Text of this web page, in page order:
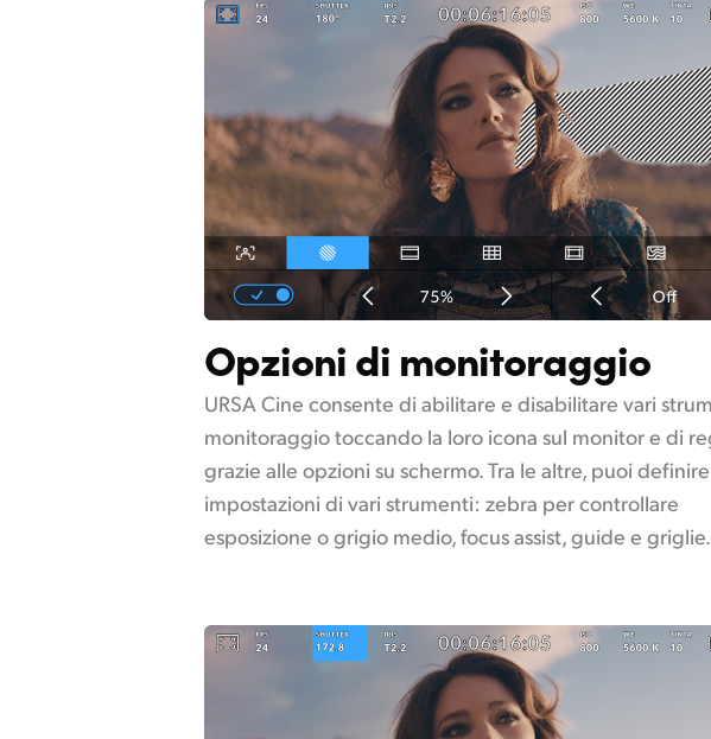
Opzioni di monitoraggio
URSA Cine consente di abilitare e disabilitare vari
monitoraggio toccando la loro icona sul monitor e di
grazie alle opzioni su schermo. Tra le altre, puoi
impostazioni di vari strumenti: zebra per controllare
esposizione o grigio medio, focus assist, guide e griglie.